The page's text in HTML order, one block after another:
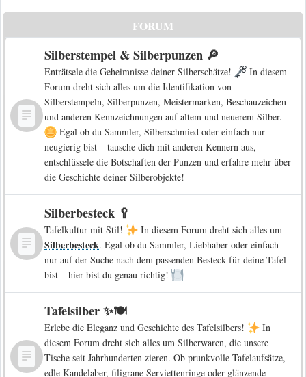
FORUM
Silberstempel & Silberpunzen 🔎
Enträtsele die Geheimnisse deiner Silberschätze!
In diesem
Forum dreht sich alles um die Identifikation von
Silberstempeln, Silberpunzen, Meistermarken, Beschauzeichen
und anderen Kennzeichnungen auf altem und neuerem Silber.
Egal ob du Sammler, Silberschmied oder einfach nur
neugierig bist – tausche dich mit anderen Kennern aus,
entschlüssele die Botschaften der Punzen und erfahre mehr über
die Geschichte deiner Silberobjekte!
Silberbesteck 🥄
Tafelkultur mit Stil! In diesem Forum dreht sich alles um
Silberbesteck. Egal ob du Sammler, Liebhaber oder einfach
nur auf der Suche nach dem passenden Besteck für deine Tafel
bist – hier bist du genau richtig!
Tafelsilber ✨🍽️
Erlebe die Eleganz und Geschichte des Tafelsilbers!
In
diesem Forum dreht sich alles um Silberwaren, die unsere
Tische seit Jahrhunderten zieren. Ob prunkvolle Tafelaufsätze,
edle Kandelaber, filigrane Serviettenringe oder glänzende